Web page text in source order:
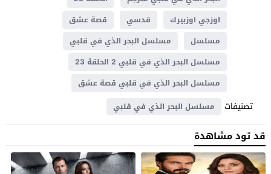
اوزجي اوزبيرك
قدسي
قصة عشق
مسلسل
مسلسل البحر الذي في قلبي
مسلسل البحر الذي في قلبي 2 الحلقة 23
مسلسل البحر الذي في قلبي قصة عشق
تصنيفات مسلسل البحر الذي في قلبي
قد تود مشاهدة